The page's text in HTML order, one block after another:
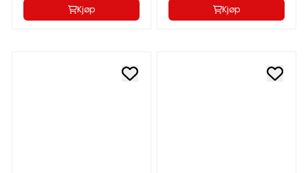
Kjøp Kjøp